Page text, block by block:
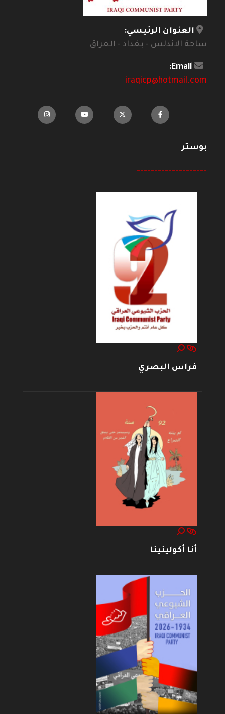
العنوان الرئيسي:
ساحة الاندلس - بغداد - العراق
Email:
iraqicp@hotmail.com
بوستر
--------------------
فراس البصري
أنا أكولينينا